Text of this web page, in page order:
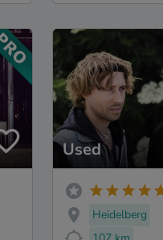
Used
Heidelberg